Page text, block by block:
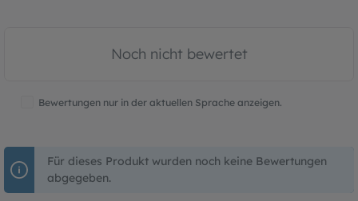
Noch nicht bewertet
Bewertungen nur in der aktuellen Sprache anzeigen.
Für dieses Produkt wurden noch keine Bewertungen
abgegeben.